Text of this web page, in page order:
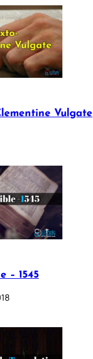
Vulgate
– 1545